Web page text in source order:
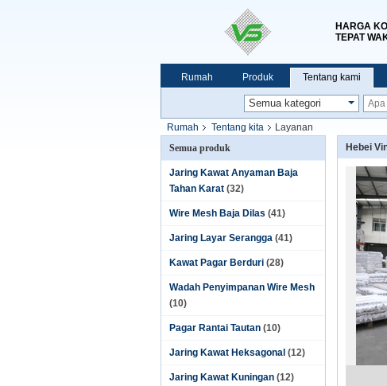
HARGA
TEPAT
Rumah Produk Tentang kami
Rumah Tentang kita
Layanan
Semua produk
Jaring Kawat Anyaman Baja
Tahan Karat (32)
Wire Mesh Baja Dilas (41)
Jaring Layar Serangga (41)
Kawat Pagar Berduri (28)
Wadah Penyimpanan Wire Mesh
(10)
Pagar Rantai Tautan (10)
Jaring Kawat Heksagonal (12)
Jaring Kawat Kuningan (12)
Hebei